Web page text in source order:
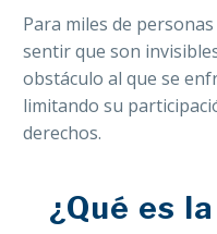
Para miles de
sentir que son
obstáculo al que se
limitando su
derechos.
¿Qué es